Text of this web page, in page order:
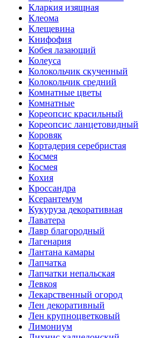
Кларкия изящная
Клеома
Клещевина
Книфофия
Кобея лазающий
Колеуса
Колокольчик скученный
Колокольчик средний
Комнатные цветы
Комнатные
Кореопсис красильный
Кореопсис ланцетовидный
Коровяк
Кортадерия серебристая
Космея
Космея
Кохия
Кроссандра
Ксерантемум
Кукуруза декоративная
Лаватера
Лавр благородный
Лагенария
Лантана камары
Лапчатка
Лапчатки непальская
Левкоя
Лекарственный огород
Лен декоративный
Лен крупноцветковый
Лимониум